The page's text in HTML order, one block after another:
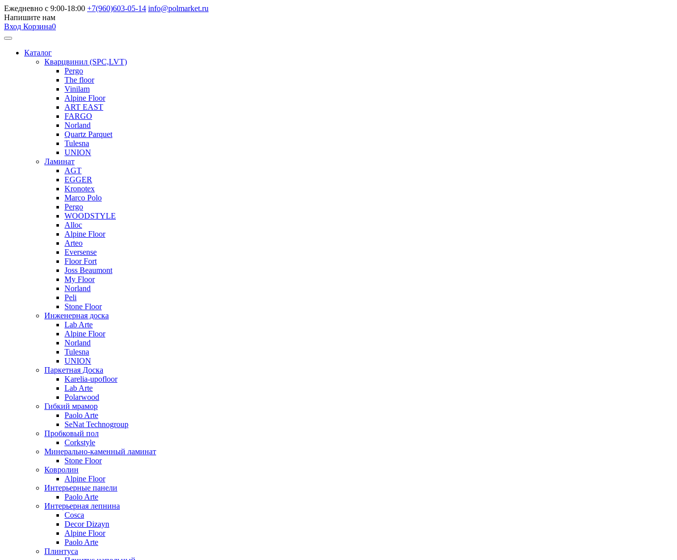
Ежедневно с 9:00-18:00 +7(960)603-05-14 info@polmarket.ru
Напишите нам
Вход Корзина0
Каталог
Кварцвинил (SPC,LVT)
Pergo
The floor
Vinilam
Alpine Floor
ART EAST
FARGO
Norland
Quartz Parquet
Tulesna
UNION
Ламинат
AGT
EGGER
Kronotex
Marco Polo
Pergo
WOODSTYLE
Alloc
Alpine Floor
Arteo
Eversense
Floor Fort
Joss Beaumont
My Floor
Norland
Peli
Stone Floor
Инженерная доска
Lab Arte
Alpine Floor
Norland
Tulesna
UNION
Паркетная Доска
Karelia-upofloor
Lab Arte
Polarwood
Гибкий мрамор
Paolo Arte
SeNat Technogroup
Пробковый пол
Corkstyle
Минерально-каменный ламинат
Stone Floor
Ковролин
Alpine Floor
Интерьерные панели
Paolo Arte
Интерьерная лепнина
Cosca
Decor Dizayn
Alpine Floor
Paolo Arte
Плинтуса